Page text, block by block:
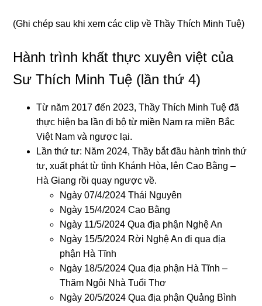
(Ghi chép sau khi xem các clip về Thầy Thích Minh Tuệ)
Hành trình khất thực xuyên việt của
Sư Thích Minh Tuệ (lần thứ 4)
Từ năm 2017 đến 2023, Thầy Thích Minh Tuệ đã
thực hiện ba lần đi bộ từ miền Nam ra miền Bắc
Việt Nam và ngược lại.
Lần thứ tư: Năm 2024, Thầy bắt đầu hành trình thứ
tư, xuất phát từ tỉnh Khánh Hòa, lên Cao Bằng –
Hà Giang rồi quay ngược về.
Ngày 07/4/2024 Thái Nguyên
Ngày 15/4/2024 Cao Bằng
Ngày 11/5/2024 Qua địa phận Nghệ An
Ngày 15/5/2024 Rời Nghệ An đi qua địa
phận Hà Tĩnh
Ngày 18/5/2024 Qua địa phận Hà Tĩnh –
Thăm Ngôi Nhà Tuổi Thơ
Ngày 20/5/2024 Qua địa phận Quảng Bình